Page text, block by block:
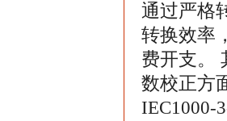
通过严格
转换效率
费开支。
数校正方
IEC1000-